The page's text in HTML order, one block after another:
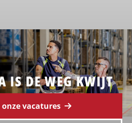
IS DE WEG KWIJT
vacatures